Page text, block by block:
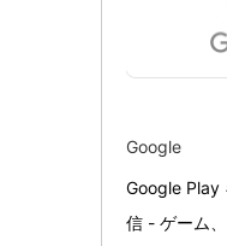
Google
Google Play
信 - ゲーム